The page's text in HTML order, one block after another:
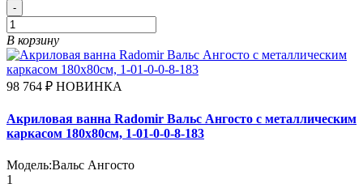
-
В корзину
98 764 ₽ НОВИНКА
Акриловая ванна Radomir Вальс Ангосто с металлическим
каркасом 180х80см, 1-01-0-0-8-183
Модель:Вальс Ангосто
1